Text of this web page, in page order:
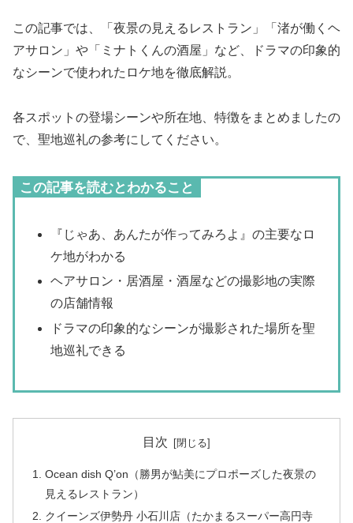
この記事では、「夜景の見えるレストラン」「渚が働くヘ
アサロン」や「ミナトくんの酒屋」など、ドラマの印象的
なシーンで使われたロケ地を徹底解説。
各スポットの登場シーンや所在地、特徴をまとめましたの
で、聖地巡礼の参考にしてください。
この記事を読むとわかること
『じゃあ、あんたが作ってみろよ』の主要なロ
ケ地がわかる
ヘアサロン・居酒屋・酒屋などの撮影地の実際
の店舗情報
ドラマの印象的なシーンが撮影された場所を聖
地巡礼できる
目次
Ocean dish Q’on（勝男が鮎美にプロポーズした夜景の
見えるレストラン）
クイーンズ伊勢丹 小石川店（たかまるスーパー高円寺